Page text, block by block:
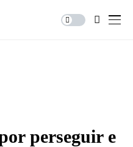
perseguir e